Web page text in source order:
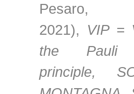
Pesaro,
2021), VIP =
the Pauli
principle,